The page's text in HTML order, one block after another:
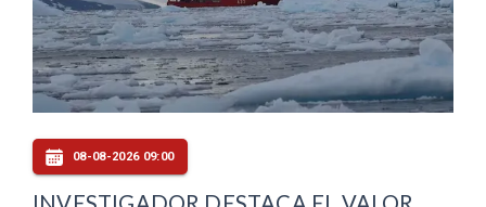
08-08-2026 09:00